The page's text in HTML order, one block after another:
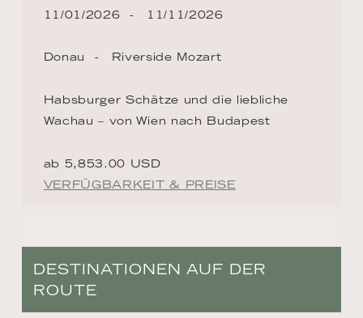
11/01/2026 11/11/2026
Donau Riverside Mozart
Habsburger Schätze und die liebliche
Wachau – von Wien nach Budapest
ab 5,853.00 USD
VERFÜGBARKEIT & PREISE
DESTINATIONEN AUF DER
ROUTE